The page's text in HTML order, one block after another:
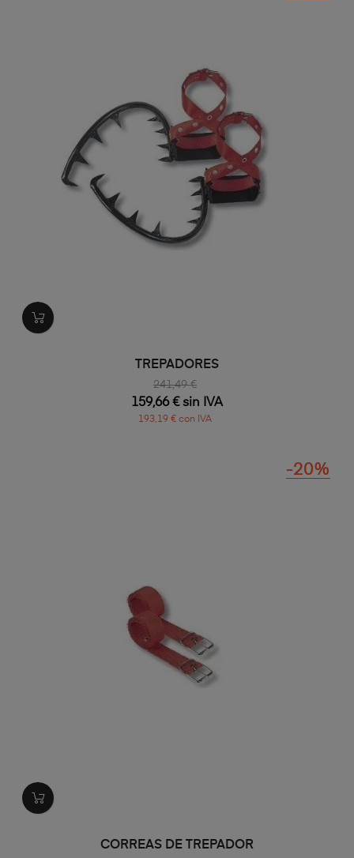
TREPADORES
241,49 €
159,66 € sin IVA
193,19 € con IVA
CORREAS DE TREPADOR
-20%